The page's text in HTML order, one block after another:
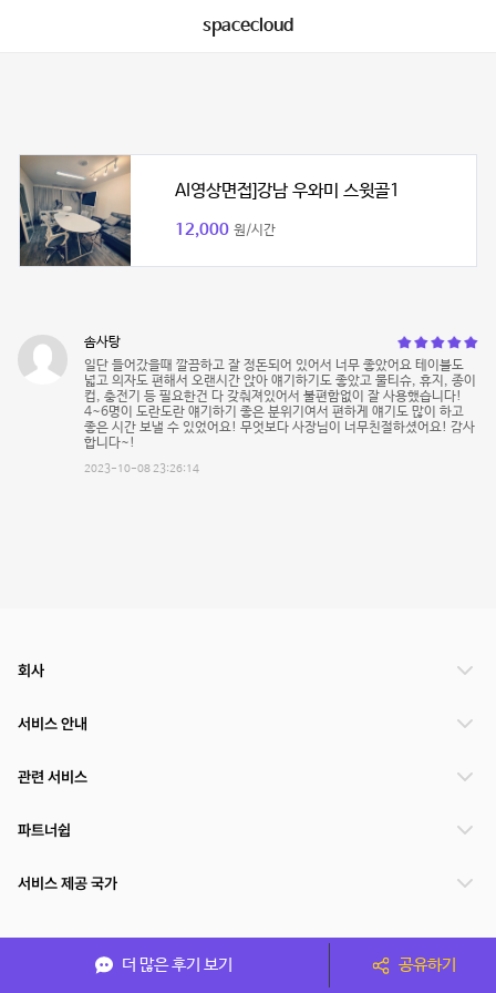
spacecloud
AI영상면접]강남 우와미 스윗골1
12,000 원/시간
솜사탕
일단 들어갔을때 깔끔하고 잘 정돈되어 있어서 너무 좋았어요 테이블도
넓고 의자도 편해서 오랜시간 앉아 얘기하기도 좋았고 물티슈, 휴지, 종이
컵, 충전기 등 필요한건 다 갖춰져있어서 불편함없이 잘 사용했습니다!
4~6명이 도란도란 얘기하기 좋은 분위기여서 편하게 얘기도 많이 하고
좋은 시간 보낼 수 있었어요! 무엇보다 사장님이 너무친절하셨어요! 감사
합니다~!
2023-10-08 23:26:14
더 많은 후기 보기 공유하기
회사
서비스 안내
관련 서비스
파트너쉽
서비스 제공 국가
(주)NSPACE 사업자정보